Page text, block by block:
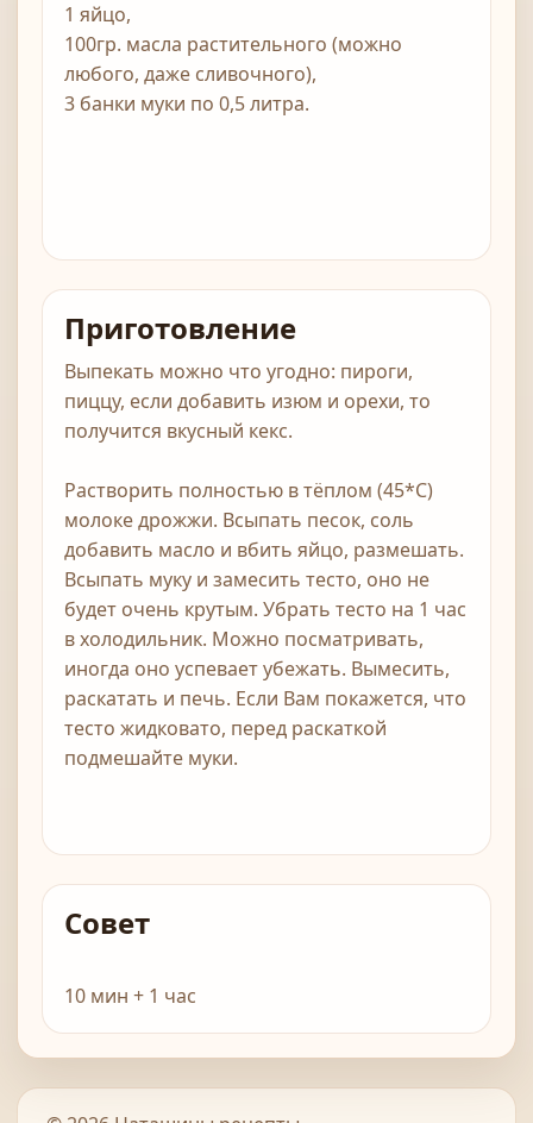
1 яйцо,
100гр. масла растительного (можно
любого, даже сливочного),
3 банки муки по 0,5 литра.
Приготовление
Выпекать можно что угодно: пироги,
пиццу, если добавить изюм и орехи, то
получится вкусный кекс.
Растворить полностью в тёплом (45*С)
молоке дрожжи. Всыпать песок, соль
добавить масло и вбить яйцо, размешать.
Всыпать муку и замесить тесто, оно не
будет очень крутым. Убрать тесто на 1 час
в холодильник. Можно посматривать,
иногда оно успевает убежать. Вымесить,
раскатать и печь. Если Вам покажется, что
тесто жидковато, перед раскаткой
подмешайте муки.
Совет
10 мин + 1 час